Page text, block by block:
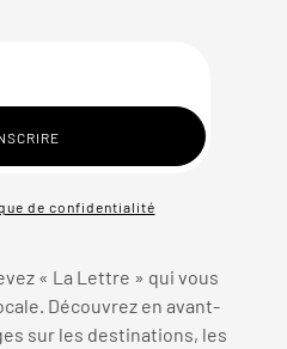
de confidentialité
« La Lettre » qui vous
Découvrez en avant-
sur les destinations, les